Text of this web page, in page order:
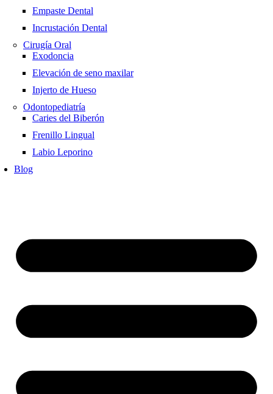
Empaste Dental
Incrustación Dental
Cirugía Oral
Exodoncia
Elevación de seno maxilar
Injerto de Hueso
Odontopediatría
Caries del Biberón
Frenillo Lingual
Labio Leporino
Blog